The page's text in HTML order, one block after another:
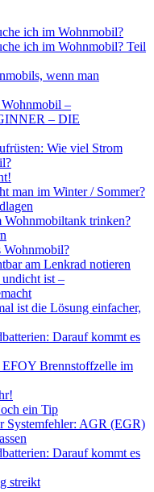
ich im Wohnmobil?
ich im Wohnmobil? Teil
wenn man
–
– DIE
Wie viel Strom
man im Winter / Sommer?
Wohnmobiltank trinken?
Wohnmobil?
am Lenkrad notieren
undicht ist –
ist die Lösung einfacher,
Darauf kommt es
Brennstoffzelle im
ein Tip
Systemfehler: AGR (EGR)
Darauf kommt es
streikt